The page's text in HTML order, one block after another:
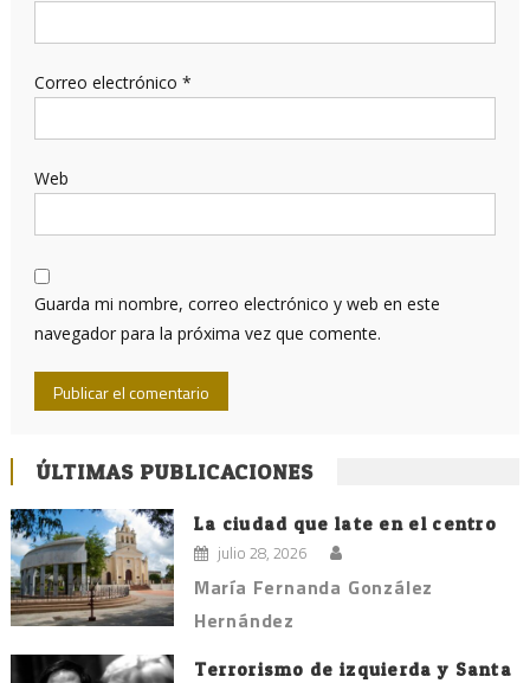
Correo electrónico *
Web
Guarda mi nombre, correo electrónico y web en este
navegador para la próxima vez que comente.
ÚLTIMAS PUBLICACIONES
La ciudad que late en el centro
julio 28, 2026
María Fernanda González
Hernández
Terrorismo de izquierda y Santa